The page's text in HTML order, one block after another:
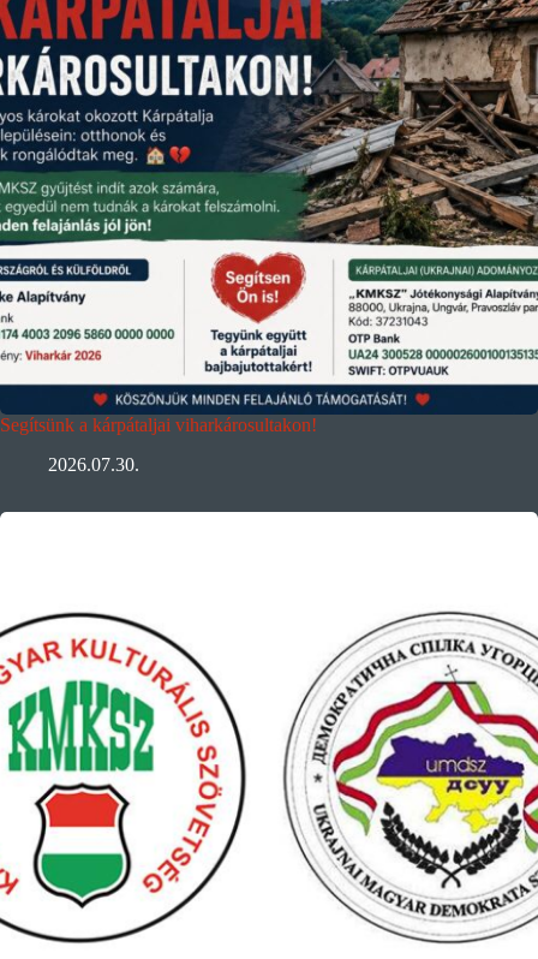
Segítsünk a kárpátaljai viharkárosultakon!
2026.07.30.